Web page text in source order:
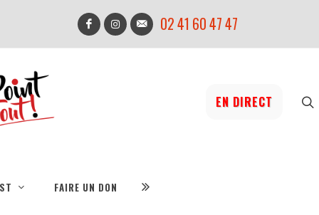
02 41 60 47 47
EN DIRECT
FAIRE UN DON